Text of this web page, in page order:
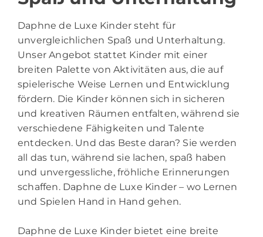
Daphne de Luxe Kinder steht für
unvergleichlichen Spaß und Unterhaltung.
Unser Angebot stattet Kinder mit einer
breiten Palette von Aktivitäten aus, die auf
spielerische Weise Lernen und Entwicklung
fördern. Die Kinder können sich in sicheren
und kreativen Räumen entfalten, während sie
verschiedene Fähigkeiten und Talente
entdecken. Und das Beste daran? Sie werden
all das tun, während sie lachen, spaß haben
und unvergessliche, fröhliche Erinnerungen
schaffen. Daphne de Luxe Kinder – wo Lernen
und Spielen Hand in Hand gehen.
Daphne de Luxe Kinder bietet eine breite